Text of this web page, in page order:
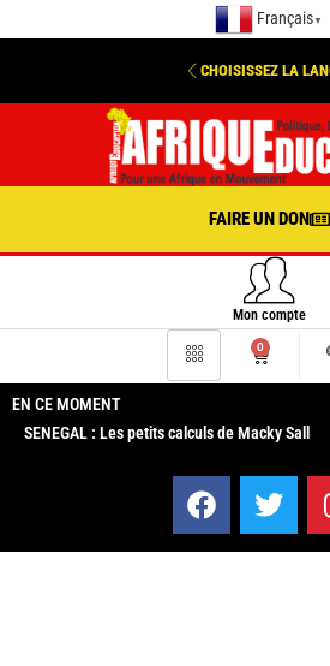
Français ▼
CHOISISSEZ LA
FAIRE UN DON
Mon compte
0
EN CE MOMENT
SENEGAL : Les petits calculs de Macky Sall